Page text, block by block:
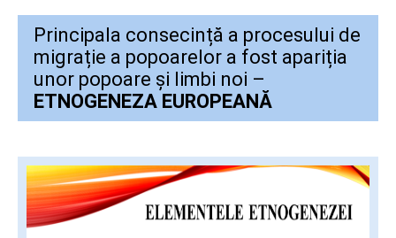
Principala consecință a procesului de
migrație a popoarelor a fost apariția
unor popoare și limbi noi –
ETNOGENEZA EUROPEANĂ